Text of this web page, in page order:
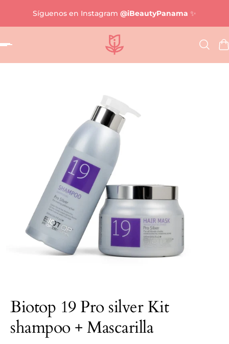
contenidoSíguenos en Instagram @iBeautyPanama ✨
Biotop 19 Pro silver Kit
shampoo + Mascarilla